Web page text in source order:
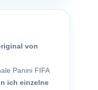
von
Panini FIFA
ich einzelne